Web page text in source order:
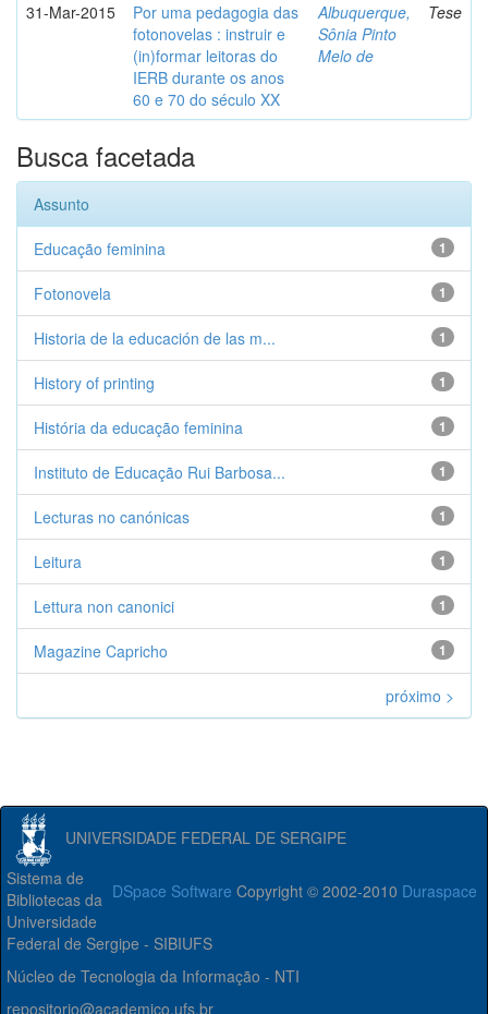
31-Mar-2015
Por uma pedagogia das
fotonovelas : instruir e
(in)formar leitoras do
IERB durante os anos
60 e 70 do século XX
Albuquerque,
Sônia Pinto
Melo de
Tese
Busca facetada
Assunto
1
Educação feminina
1
Fotonovela
1
Historia de la educación de las m...
1
History of printing
1
História da educação feminina
1
Instituto de Educação Rui Barbosa...
1
Lecturas no canónicas
1
Leitura
1
Lettura non canonici
1
Magazine Capricho
próximo >
UNIVERSIDADE FEDERAL DE SERGIPE
DSpace Software Copyright © 2002-2010 Duraspace
Sistema de
Bibliotecas da
Universidade
Federal de Sergipe - SIBIUFS
Núcleo de Tecnologia da Informação - NTI
repositorio@academico.ufs.br